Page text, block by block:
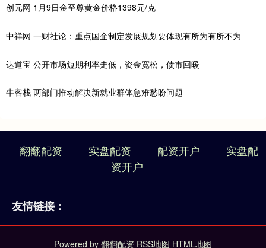
创元网 1月9日金至尊黄金价格1398元/克
中祥网 一财社论：重点国企制定发展规划要体现有所为有所不为
达道宝 公开市场短期利率走低，资金宽松，债市回暖
牛客栈 两部门推动解决新就业群体急难愁盼问题
翻翻配资 实盘配资 配资开户
实盘配
资开户
友情链接：
Powered by 翻翻配资 RSS地图 HTML地图